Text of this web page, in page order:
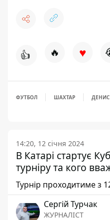
👍 🔥 ♥
ФУТБОЛ ШАХТАР
14:20, 12 січня 2024
В Катарі стартує
турніру та кого
Турнір проходитиме з
Сергій Турчак
ЖУРНАЛІСТ